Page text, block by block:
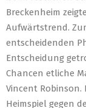
Breckenheim
Aufwärtstrend.
entscheidenden
Entscheidung
Chancen etliche
Vincent Robinson.
Heimspiel gegen